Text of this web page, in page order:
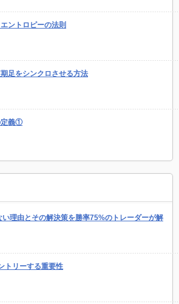
エントロピーの法則
足をシンクロさせる方法
定義①
い理由とその解決策を勝率75%のトレーダーが解
トリーする重要性